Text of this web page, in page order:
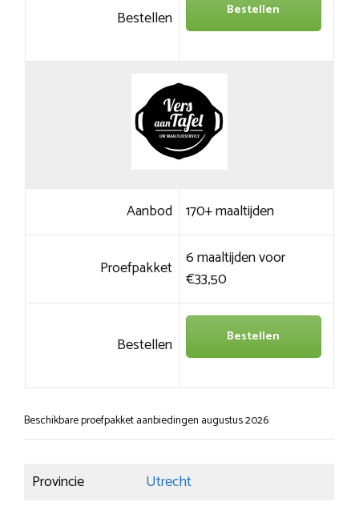
Bestellen Bestellen
Aanbod 170+ maaltijden
Proefpakket 6 maaltijden voor
€33,50
Bestellen Bestellen
Beschikbare proefpakket aanbiedingen augustus 2026
Provincie
Utrecht